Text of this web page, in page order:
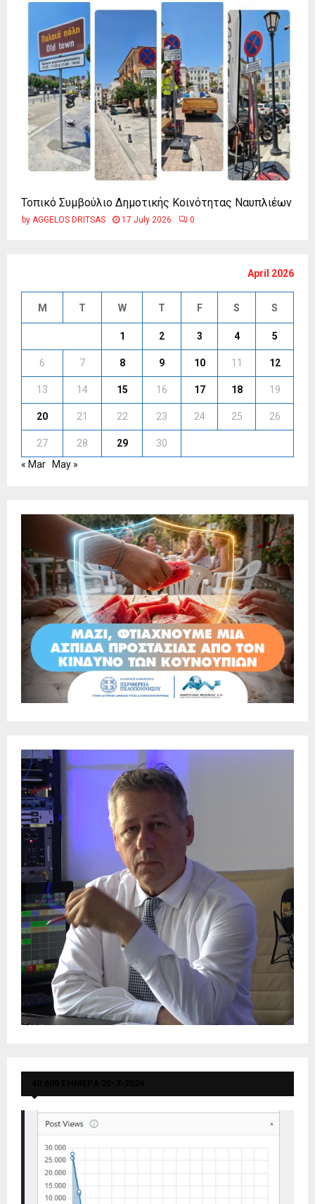
Τοπικό Συμβούλιο Δημοτικής Κοινότητας Ναυπλιέων
by AGGELOS DRITSAS 17 July 2026 0
April 2026
M T W T F S S
1 2 3 4 5
6 7 8 9 10 11 12
13 14 15 16 17 18 19
20 21 22 23 24 25 26
27 28 29
30
« Mar
May »